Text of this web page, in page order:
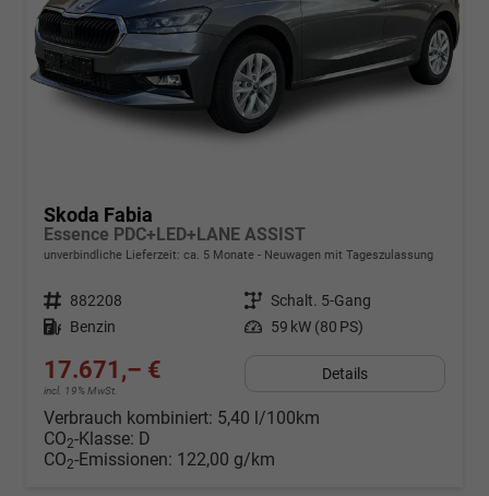
Skoda Fabia
Essence PDC+LED+LANE ASSIST
unverbindliche Lieferzeit: ca. 5 Monate Neuwagen mit Tageszulassung
Fahrzeugnr. 882208 Getriebe Schalt. 5-Gang
Kraftstoff Benzin Leistung 59 kW (80 PS)
17.671,– €
incl. 19% MwSt.
Details
Verbrauch kombiniert: 5,40 l/100km
CO2-Klasse: D
CO2-Emissionen: 122,00 g/km